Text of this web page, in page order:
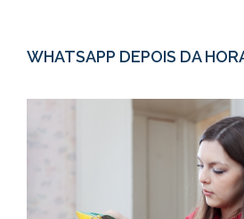
WHATSAPP DEPOIS DA